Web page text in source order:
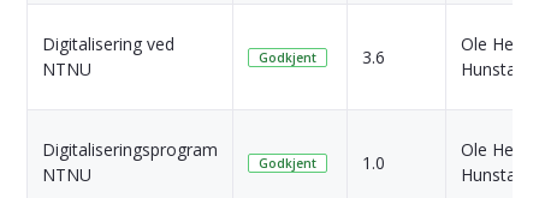
Digitalisering ved
NTNU
Godkjent 3.6
Ole
Hunstad
Digitaliseringsprogram
NTNU
Godkjent 1.0
Ole
Hunstad